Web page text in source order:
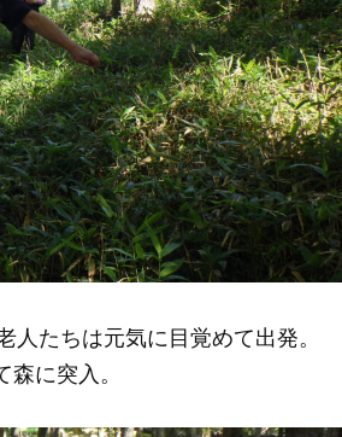
たちは元気に目覚めて出発。
に突入。